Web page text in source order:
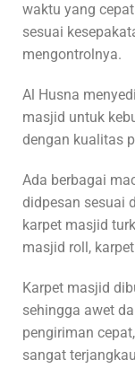
waktu yang
sesuai
mengontrolnya.
Al Husna
masjid untuk
dengan kualitas
Ada berbagai
didpesan sesuai
karpet masjid
masjid roll,
Karpet masjid
sehingga awet
pengiriman
sangat terjangkau